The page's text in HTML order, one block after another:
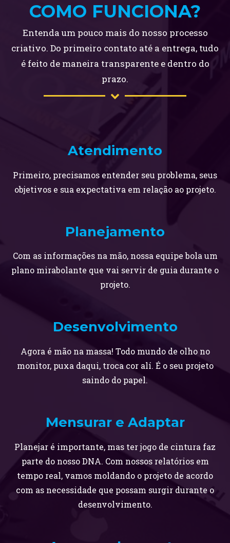
COMO FUNCIONA?
Entenda um pouco mais do nosso processo
criativo. Do primeiro contato até a entrega, tudo
é feito de maneira transparente e dentro do
prazo.
Atendimento
Primeiro, precisamos entender seu problema, seus
objetivos e sua expectativa em relação ao projeto.
Planejamento
Com as informações na mão, nossa equipe bola um
plano mirabolante que vai servir de guia durante o
projeto.
Desenvolvimento
Agora é mão na massa! Todo mundo de olho no
monitor, puxa daqui, troca cor alí. É o seu projeto
saindo do papel.
Mensurar e Adaptar
Planejar é importante, mas ter jogo de cintura faz
parte do nosso DNA. Com nossos relatórios em
tempo real, vamos moldando o projeto de acordo
com as necessidade que possam surgir durante o
desenvolvimento.